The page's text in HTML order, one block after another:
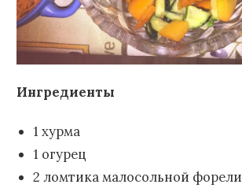
Ингредиенты
1 хурма
1 огурец
2 ломтика малосольной форели